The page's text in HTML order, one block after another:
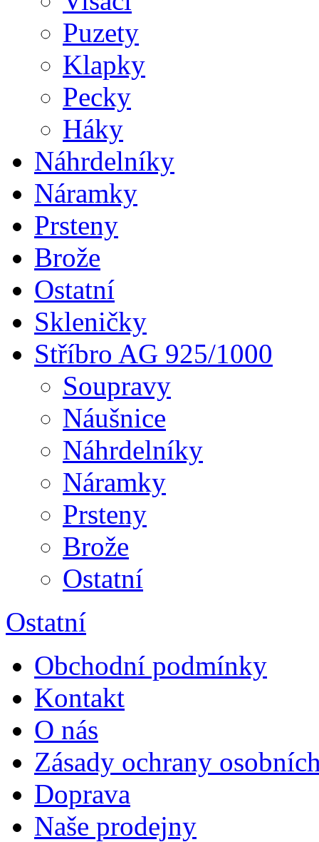
Puzety
Klapky
Pecky
Háky
Náhrdelníky
Náramky
Prsteny
Brože
Ostatní
Skleničky
Stříbro AG 925/1000
Soupravy
Náušnice
Náhrdelníky
Náramky
Prsteny
Brože
Ostatní
Ostatní
Obchodní podmínky
Kontakt
O nás
Zásady ochrany
Doprava
Naše prodejny